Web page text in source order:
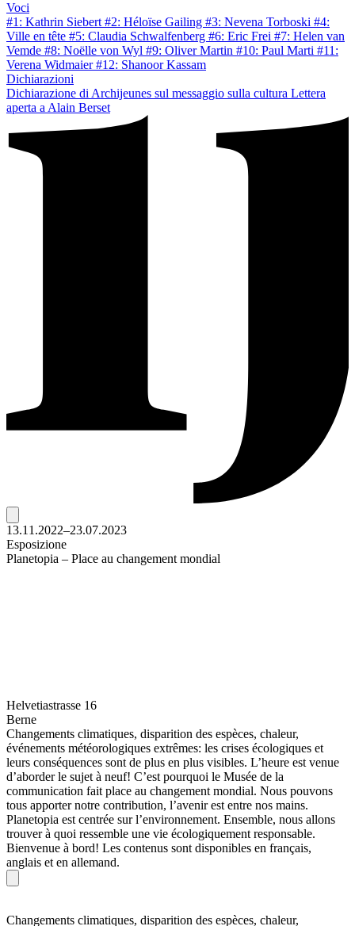
Voci
#1: Kathrin Siebert #2: Héloïse Gailing #3: Nevena Torboski #4:
Ville en tête #5: Claudia Schwalfenberg #6: Eric Frei #7: Helen van
Vemde #8: Noëlle von Wyl #9: Oliver Martin #10: Paul Marti #11:
Verena Widmaier#12: Shanoor Kassam
Dichiarazioni
Dichiarazione di Archijeunes sul messaggio sulla cultura Lettera
aperta a Alain Berset
13.11.2022–23.07.2023
Esposizione
Planetopia – Place au changement mondial
Helvetiastrasse 16
Berne
Changements climatiques, disparition des espèces, chaleur,
événements météorologiques extrêmes: les crises écologiques et
leurs conséquences sont de plus en plus visibles. L’heure est venue
d’aborder le sujet à neuf! C’est pourquoi le Musée de la
communication fait place au changement mondial. Nous pouvons
tous apporter notre contribution, l’avenir est entre nos mains.
Planetopia est centrée sur l’environnement. Ensemble, nous allons
trouver à quoi ressemble une vie écologiquement responsable.
Bienvenue à bord! Les contenus sont disponibles en français,
anglais et en allemand.
Changements climatiques, disparition des espèces, chaleur,